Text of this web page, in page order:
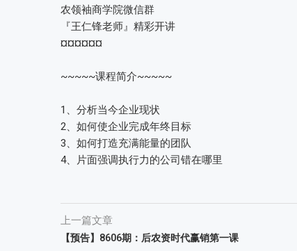
农领袖商学院微信群
『王仁锋老师』精彩开讲
¤¤¤¤¤¤
~~~~~课程简介~~~~~
1、分析当今企业现状
2、如何使企业完成年终目标
3、如何打造充满能量的团队
4、片面强调执行力的公司错在哪里
上一篇文章
【预告】8606期：后农资时代赢销第一课